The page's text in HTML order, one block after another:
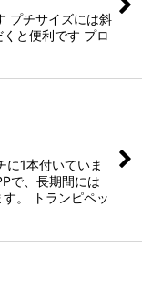
プチサイズには斜
と便利です プロ
に1本付いていま
で、長期間には
。 トランピペッ